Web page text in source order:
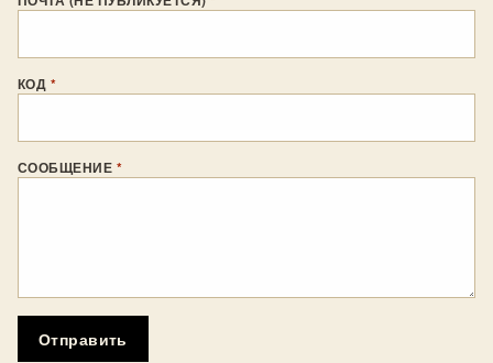
КОД *
СООБЩЕНИЕ *
Отправить